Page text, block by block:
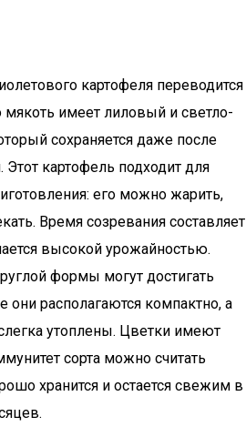
картофеля переводится
мякоть имеет лиловый и светло-
сохраняется даже после
Этот картофель подходит для
его можно жарить,
Время созревания составляет
высокой урожайностью.
формы могут достигать
они располагаются компактно, а
утоплены. Цветки имеют
сорта можно считать
хранится и остается свежим в